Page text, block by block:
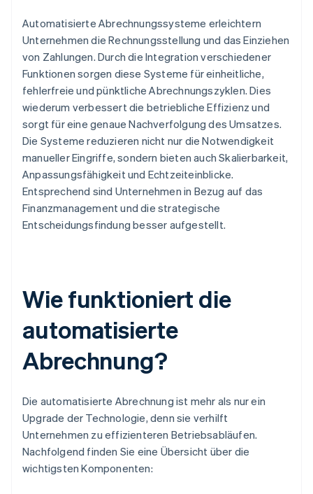
Automatisierte Abrechnungssysteme erleichtern
Unternehmen die Rechnungsstellung und das Einziehen
von Zahlungen. Durch die Integration verschiedener
Funktionen sorgen diese Systeme für einheitliche,
fehlerfreie und pünktliche Abrechnungszyklen. Dies
wiederum verbessert die betriebliche Effizienz und
sorgt für eine genaue Nachverfolgung des Umsatzes.
Die Systeme reduzieren nicht nur die Notwendigkeit
manueller Eingriffe, sondern bieten auch Skalierbarkeit,
Anpassungsfähigkeit und Echtzeiteinblicke.
Entsprechend sind Unternehmen in Bezug auf das
Finanzmanagement und die strategische
Entscheidungsfindung besser aufgestellt.
Wie funktioniert die
automatisierte
Abrechnung?
Die automatisierte Abrechnung ist mehr als nur ein
Upgrade der Technologie, denn sie verhilft
Unternehmen zu effizienteren Betriebsabläufen.
Nachfolgend finden Sie eine Übersicht über die
wichtigsten Komponenten: